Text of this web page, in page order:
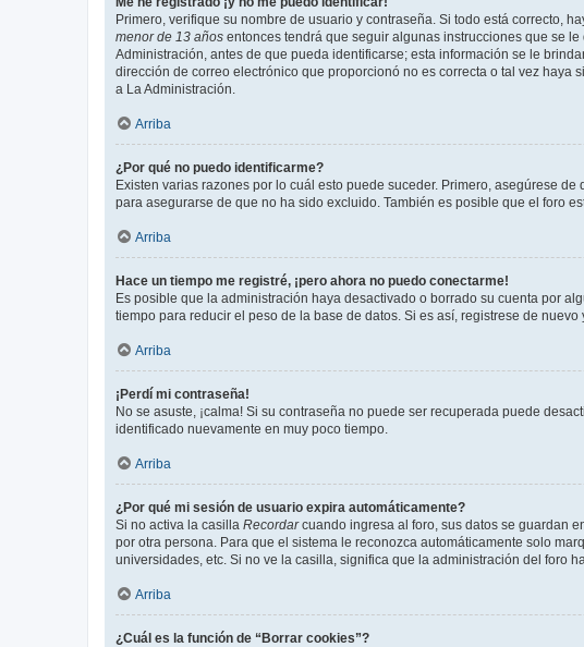
Primero, verifique su nombre de usuario y contraseña. Si todo está correcto,
menor de 13 años entonces tendrá que seguir algunas instrucciones que se
Administración, antes de que pueda identificarse; esta información se le
dirección de correo electrónico que proporcionó no es correcta o tal vez
a La Administración.
Arriba
¿Por qué no puedo identificarme?
Existen varias razones por lo cuál esto puede suceder. Primero, asegúrese
para asegurarse de que no ha sido excluido. También es posible que el foro
Arriba
Hace un tiempo me registré, ¡pero ahora no puedo conectarme!
Es posible que la administración haya desactivado o borrado su cuenta por
tiempo para reducir el peso de la base de datos. Si es así, registrese de
Arriba
¡Perdí mi contraseña!
No se asuste, ¡calma! Si su contraseña no puede ser recuperada puede
identificado nuevamente en muy poco tiempo.
Arriba
¿Por qué mi sesión de usuario expira automáticamente?
Si no activa la casilla Recordarcuando ingresa al foro, sus datos se guardan
por otra persona. Para que el sistema le reconozca automáticamente solo
universidades, etc. Si no ve la casilla, significa que la administración del foro
Arriba
¿Cuál es la función de “Borrar cookies”?